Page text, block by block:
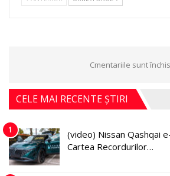
Cmentariile sunt
CELE MAI RECENTE ȘTIRI
1
(video) Nissan Qashqai
Cartea Recordurilor…